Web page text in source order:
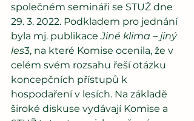
společném semináři se STUŽ dne
29. 3. 2022. Podkladem pro jednání
byla mj. publikace Jiné klima – jiný
les3, na které Komise ocenila, že v
celém svém rozsahu řeší otázku
koncepčních přístupů k
hospodaření v lesích. Na základě
široké diskuse vydávají Komise a